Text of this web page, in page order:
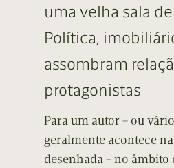
uma velha sala
Política,
assombram
protagonistas
Para um autor – ou
geralmente acontece
desenhada – no âmbito